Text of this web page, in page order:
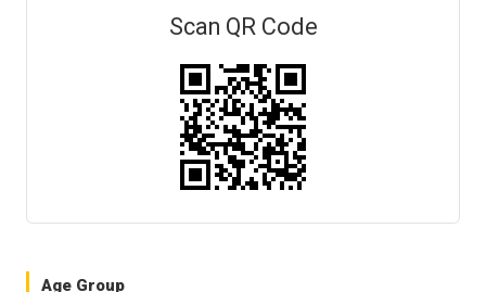
Scan QR Code
Age Group